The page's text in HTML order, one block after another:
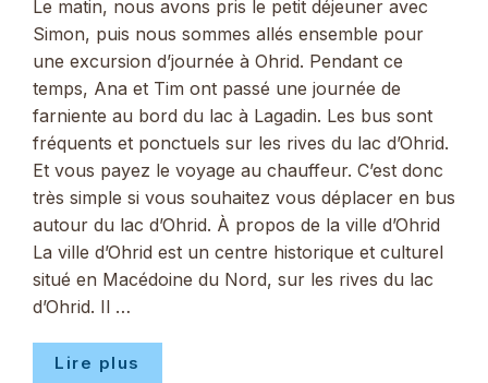
Le matin, nous avons pris le petit déjeuner avec
Simon, puis nous sommes allés ensemble pour
une excursion d’journée à Ohrid. Pendant ce
temps, Ana et Tim ont passé une journée de
farniente au bord du lac à Lagadin. Les bus sont
fréquents et ponctuels sur les rives du lac d’Ohrid.
Et vous payez le voyage au chauffeur. C’est donc
très simple si vous souhaitez vous déplacer en bus
autour du lac d’Ohrid. À propos de la ville d’Ohrid
La ville d’Ohrid est un centre historique et culturel
situé en Macédoine du Nord, sur les rives du lac
d’Ohrid. Il …
Lire plus